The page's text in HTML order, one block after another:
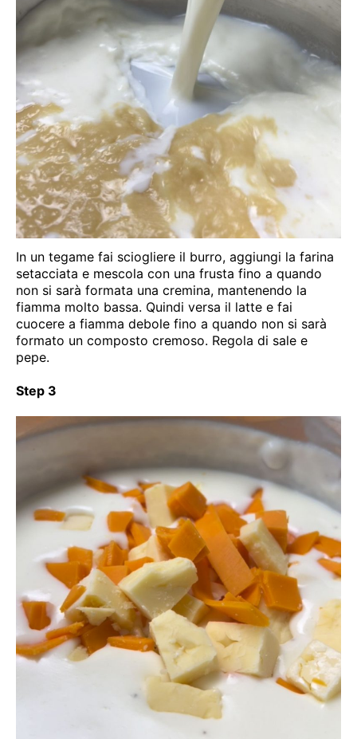
In un tegame fai sciogliere il burro, aggiungi la farina
setacciata e mescola con una frusta fino a quando
non si sarà formata una cremina, mantenendo la
fiamma molto bassa. Quindi versa il latte e fai
cuocere a fiamma debole fino a quando non si sarà
formato un composto cremoso. Regola di sale e
pepe.
Step 3